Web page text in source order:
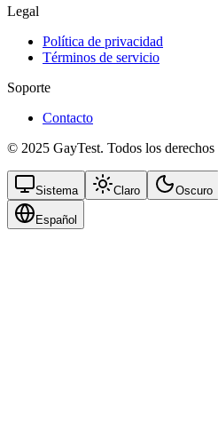
Legal
Política de privacidad
Términos de servicio
Soporte
Contacto
© 2025 GayTest. Todos los derechos
Sistema Claro Oscuro
Español